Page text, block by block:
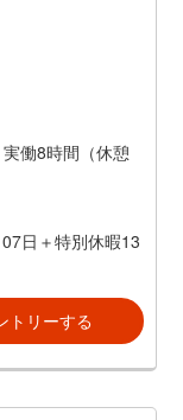
り
実働8時間（休憩
日＋特別休暇13
トリーする